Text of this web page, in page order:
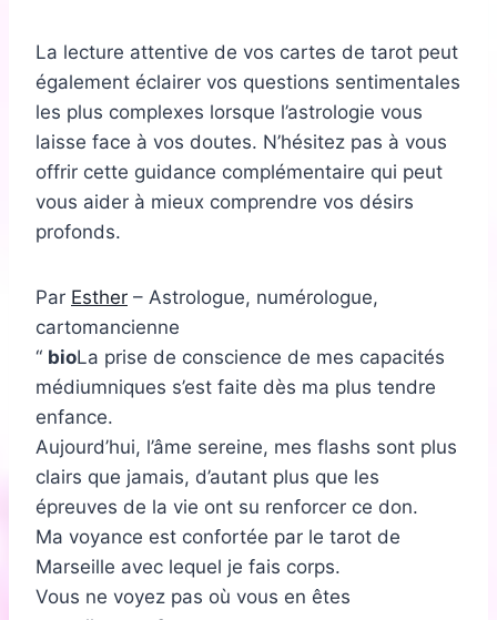
La lecture attentive de vos cartes de tarot peut
également éclairer vos questions sentimentales
les plus complexes lorsque l’astrologie vous
laisse face à vos doutes. N’hésitez pas à vous
offrir cette guidance complémentaire qui peut
vous aider à mieux comprendre vos désirs
profonds.
Par Esther – Astrologue, numérologue,
cartomancienne
bioLa prise de conscience de mes capacités
médiumniques s’est faite dès ma plus tendre
enfance.
Aujourd’hui, l’âme sereine, mes flashs sont plus
clairs que jamais, d’autant plus que les
épreuves de la vie ont su renforcer ce don.
Ma voyance est confortée par le tarot de
Marseille avec lequel je fais corps.
Vous ne voyez pas où vous en êtes